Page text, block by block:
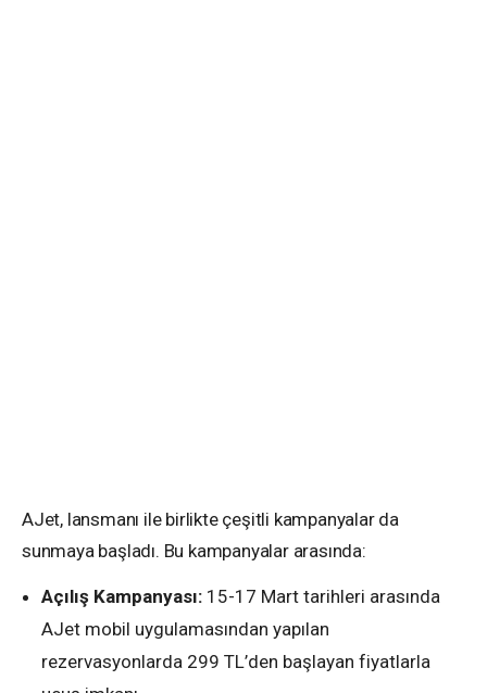
AJet, lansmanı ile birlikte çeşitli kampanyalar da
sunmaya başladı. Bu kampanyalar arasında:
Açılış Kampanyası: 15-17 Mart tarihleri arasında
AJet mobil uygulamasından yapılan
rezervasyonlarda 299 TL’den başlayan fiyatlarla